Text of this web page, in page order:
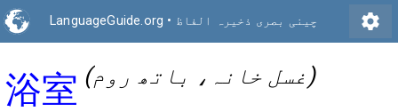
LanguageGuide.org • چینی بصری ذخیرہ الفاظ settings
浴室 (غسل خانہ، باتھ روم)